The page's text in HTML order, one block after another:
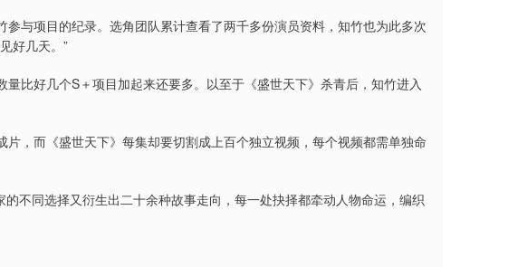
与项目的纪录。选角团队累计查看了两千多份演员资料，知竹也为此多次
好几天。”
比好几个S＋项目加起来还要多。以至于《盛世天下》杀青后，知竹进入
，而《盛世天下》每集却要切割成上百个独立视频，每个视频都需单独命
不同选择又衍生出二十余种故事走向，每一处抉择都牵动人物命运，编织